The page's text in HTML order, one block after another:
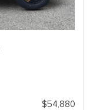
$54,880